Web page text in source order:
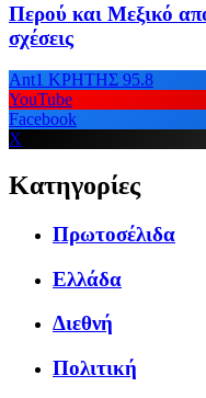
Περού και Μεξικό
σχέσεις
Ant1 ΚΡΗΤΗΣ 95.8
YouTube
Facebook
X
Κατηγορίες
Πρωτοσέλιδα
Ελλάδα
Διεθνή
Πολιτική